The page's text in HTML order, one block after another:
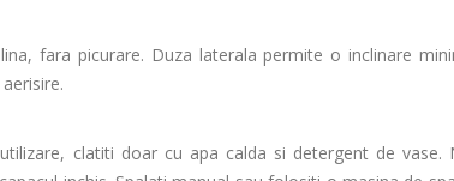
fara picurare. Duza laterala permite o inclinare
clatiti doar cu apa calda si detergent de vase.